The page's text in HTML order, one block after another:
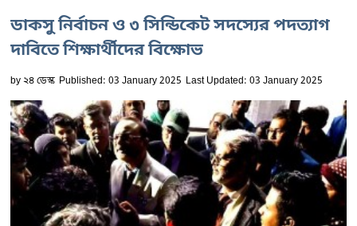
ডাকসু নির্বাচন ও ৩ সিন্ডিকেট সদস্যের পদত্যাগ
দাবিতে শিক্ষার্থীদের বিক্ষোভ
by২৪ ডেস্ক Published: 03 January 2025 Last Updated: 03 January 2025